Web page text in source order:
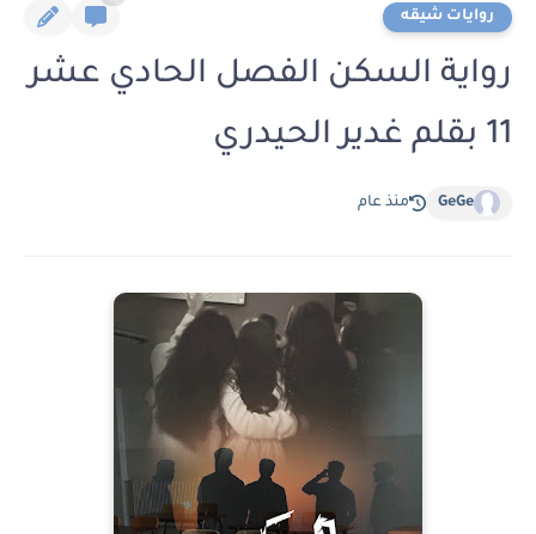
روايات شيقه
رواية السكن الفصل الحادي عشر
11 بقلم غدير الحيدري
GeGe منذ عام